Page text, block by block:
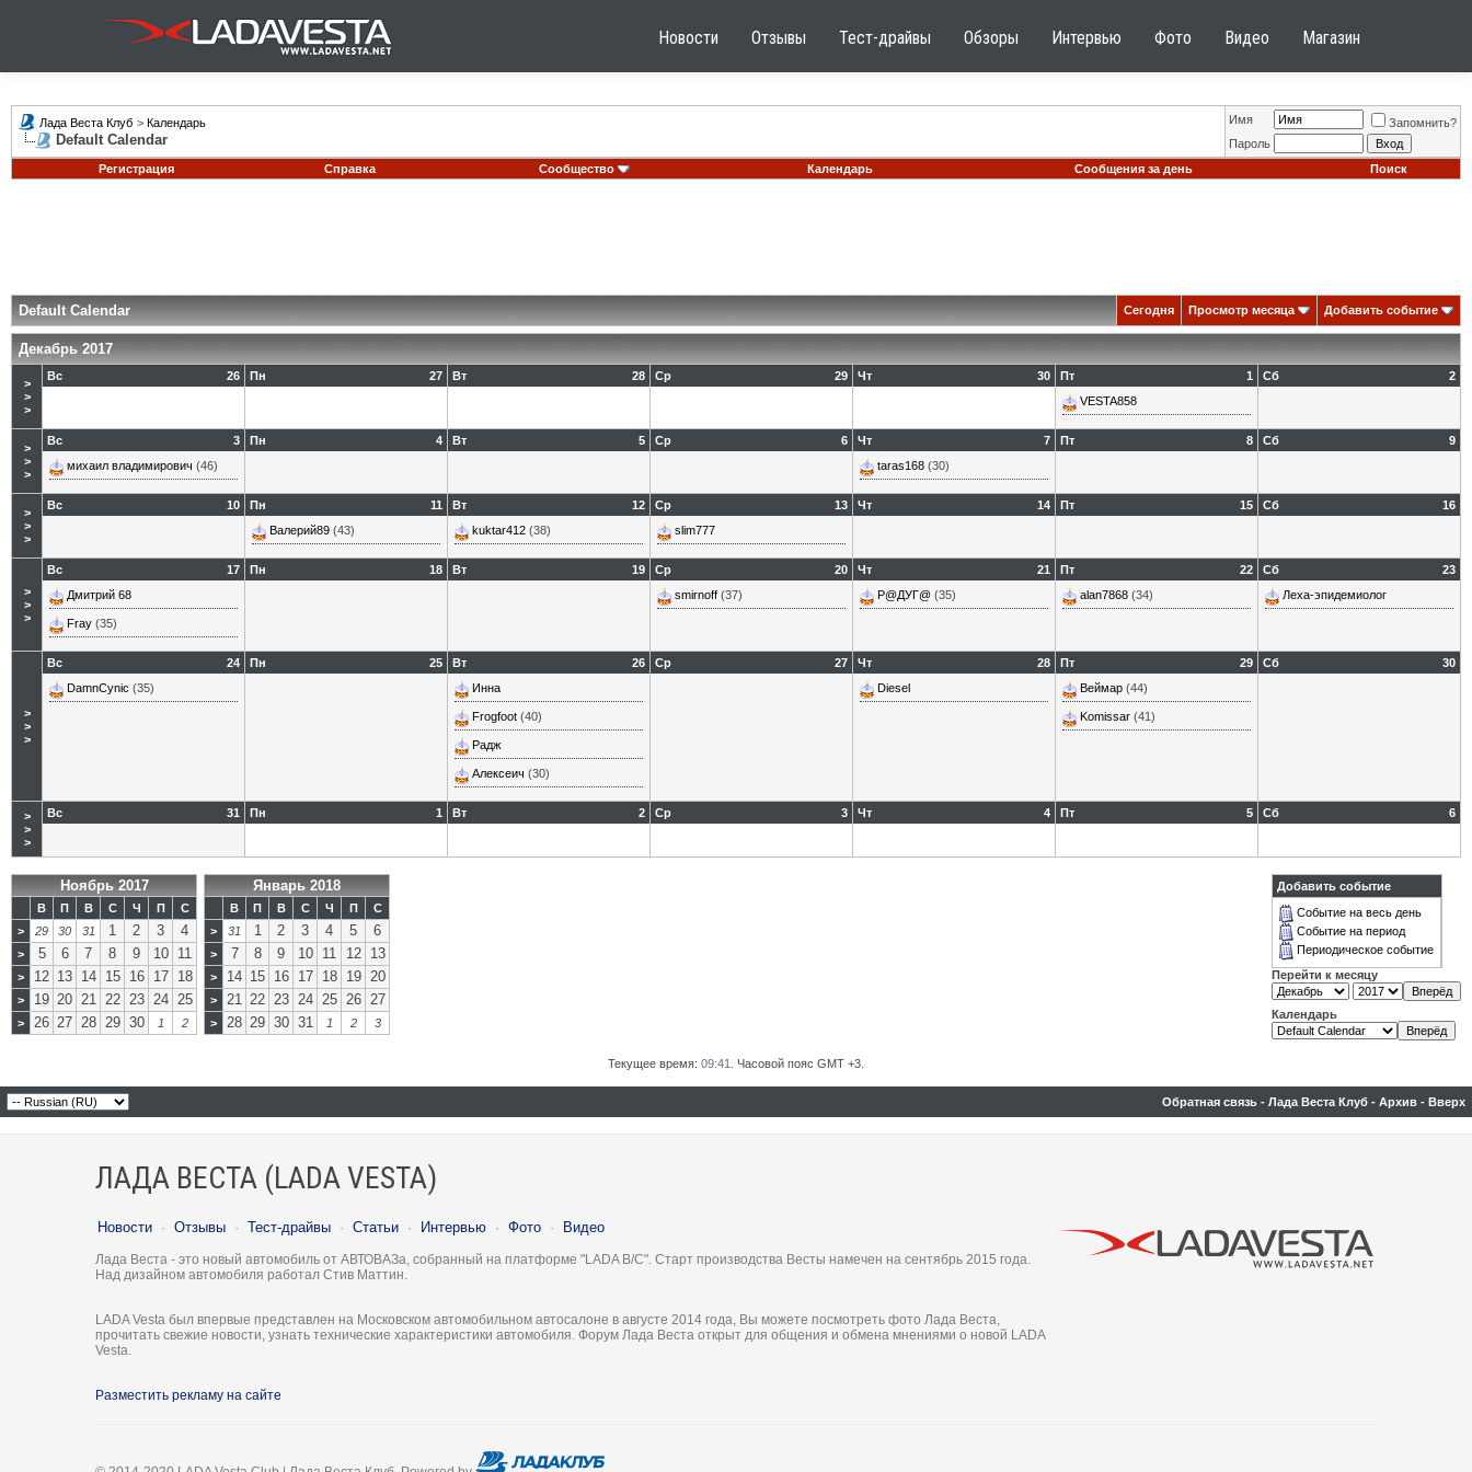
Новости Отзывы Тест-драйвы Обзоры Интервью Фото Видео Магазин
Лада Веста Клуб > Календарь
Default Calendar
Имя
Запомнить?
Пароль
Регистрация
Справка Сообщество Календарь Сообщения за день Поиск
Default Calendar Сегодня Просмотр месяца Добавить событие
Декабрь 2017
>
>
>
26
Вс 27
Пн 28
Вт 29
Ср 30
Чт 1
Пт
VESTA858
2
Сб
>
>
>
3
Вс
михаил владимирович (46)
4
Пн 5
Вт 6
Ср 7
Чт
taras168 (30)
8
Пт 9
Сб
>
>
>
10
Вс 11
Пн
Валерий89 (43)
12
Вт
kuktar412 (38)
13
Ср
slim777
14
Чт 15
Пт 16
Сб
>
>
>
17
Вс
Дмитрий 68
Fray (35)
18
Пн 19
Вт 20
Ср
smirnoff (37)
21
Чт
Р@ДУГ@ (35)
22
Пт
alan7868 (34)
23
Сб
Леха-эпидемиолог
>
>
>
24
Вс
DamnCynic (35)
25
Пн 26
Вт
Инна
Frogfoot (40)
Радж
Алексеич (30)
27
Ср 28
Чт
Diesel
29
Пт
Веймар (44)
Komissar (41)
30
Сб
>
>
>
31
Вс 1
Пн 2
Вт 3
Ср 4
Чт 5
Пт 6
Сб
Ноябрь 2017
В П В С Ч П
С
>
29 30 31 1 2 3 4
> 5 6 7 8 9 10 11
> 12 13 14 15 16 17 18
> 19 20 21 22 23 24 25
> 26 27 28 29 30 1 2
Январь 2018
В П В С Ч П
С
>
31 1 2 3 4 5 6
> 7 8 9 10 11 12 13
> 14 15 16 17 18 19 20
> 21 22 23 24 25 26 27
> 28 29 30 31 1 2 3
Добавить событие
Событие на весь день
Событие на период
Периодическое событие
Перейти к месяцу
Календарь
Текущее время: 09:41 . Часовой пояс GMT +3.
Обратная связь - Лада Веста Клуб - Архив - Вверх
ЛАДА ВЕСТА (LADA VESTA)
Новости · Отзывы · Тест-драйвы · Статьи · Интервью · Фото · Видео
Лада Веста - это новый автомобиль от АВТОВАЗа, собранный на платформе "LADA B/C". Старт производства Весты намечен на сентябрь 2015 года.
Над дизайном автомобиля работал Стив Маттин.
LADA Vesta был впервые представлен на Московском автомобильном автосалоне в августе 2014 года, Вы можете посмотреть фото Лада Веста,
прочитать свежие новости, узнать технические характеристики автомобиля. Форум Лада Веста открыт для общения и обмена мнениями о новой LADA
Vesta.
Разместить рекламу на сайте